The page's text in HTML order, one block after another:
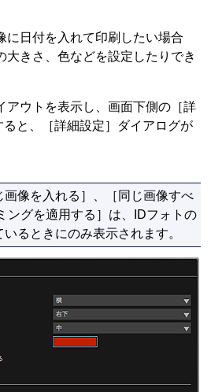
に日付を入れて印刷したい場合
大きさ、色などを設定したりでき
アウトを表示し、画面下側の［詳
ると、［詳細設定］ダイアログが
画像を入れる ］、［ 同じ画像すべ
ングを適用する ］は、IDフォトの
るときにのみ表示されます。